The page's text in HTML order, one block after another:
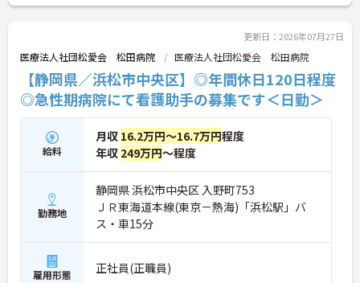
更新日：2026年07月27日
医療法人社団松愛会 松田病院 医療法人社団松愛会 松田病院
【静岡県／浜松市中央区】◎年間休日120日程度
◎急性期病院にて看護助手の募集です＜日勤＞
給料
月収 16.2万円～16.7万円程度
年収 249万円～程度
勤務地
静岡県 浜松市中央区 入野町753
ＪＲ東海道本線(東京－熱海)「浜松駅」バ
ス・車15分
雇用形態 正社員(正職員)